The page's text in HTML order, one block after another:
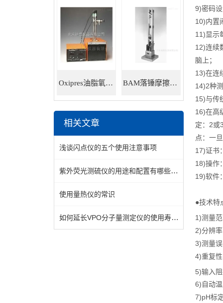
Oxipres油脂氧化稳定性仪 BAM落锤摩擦感度仪
相关文章
浅谈闪点仪的五个使用注意事项
紫外荧光测硫仪的用途和配置有哪些呢？
使用量热仪的常识
如何延长VPO分子量测定仪的使用寿命？
9)密码
10)内置
11)显示
12)连续
脑上；
13)在连
14)2种
15)与传
16)在高
定：2或
点：一
17)证书
18)操作
19)软件
●技术特
1)测量
2)分辨
3)测量
4)重复
5)输入
6)自动
7)pH标